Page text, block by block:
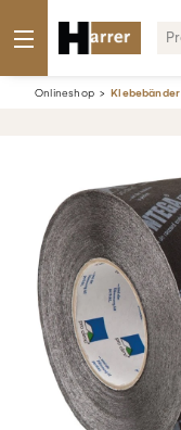
Onlineshop Klebebänder